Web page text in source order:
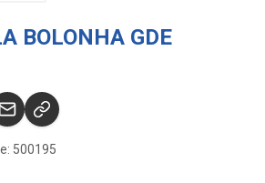
BOLONHA GDE
500195